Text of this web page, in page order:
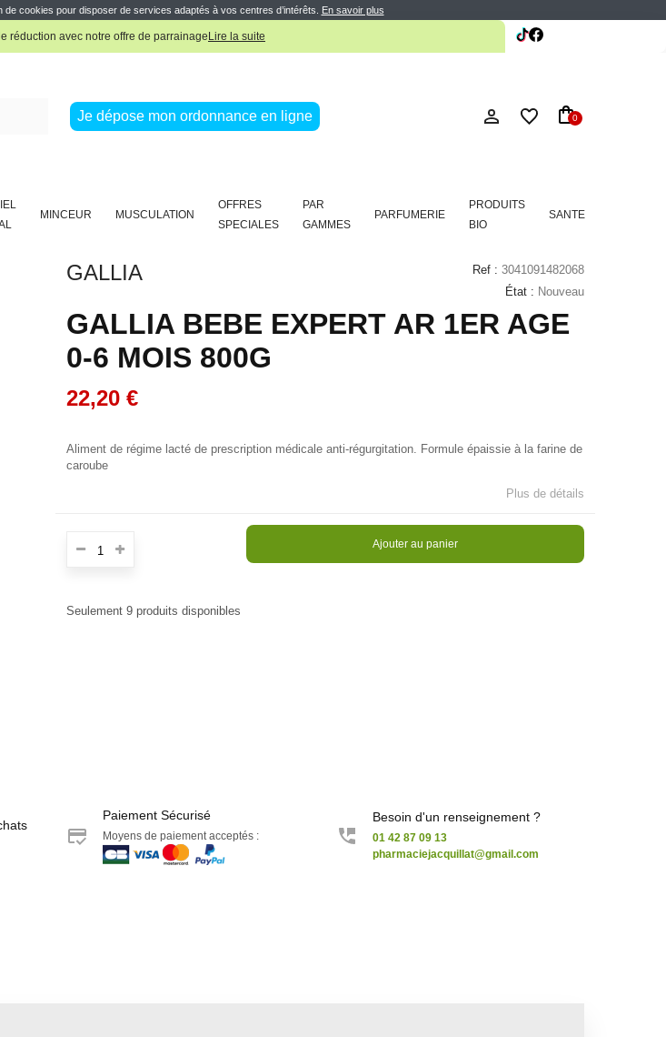
cookies pour disposer de services adaptés à vos centres d’intérêts. En savoir plus
Boissière Française
réduction avec notre offre de parrainage Lire la suite
Je dépose mon ordonnance en ligne 0
MINCEUR MUSCULATION
OFFRES
SPECIALES
PAR
GAMMES
PARFUMERIE
PRODUITS
BIO
SANTE
GALLIA Ref : 3041091482068
État : Nouveau
GALLIA BEBE EXPERT AR 1ER AGE
0-6 MOIS 800G
22,20 €
Aliment de régime lacté de prescription médicale anti-régurgitation. Formule épaissie à la farine de
caroube
Plus de détails
Ajouter au panier
Seulement 9 produits disponibles
Paiement Sécurisé
Moyens de paiement acceptés :
Besoin d'un renseignement ?
01 42 87 09 13
pharmaciejacquillat@gmail.com